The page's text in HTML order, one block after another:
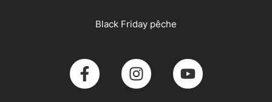
Black Friday pêche